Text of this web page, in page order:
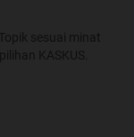
sesuai minat
KASKUS.